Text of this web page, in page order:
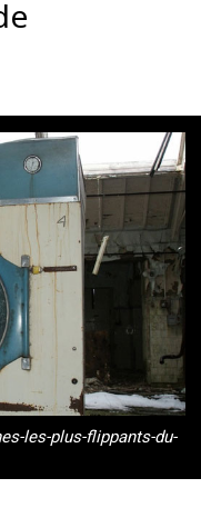
les-plus-flippants-du-